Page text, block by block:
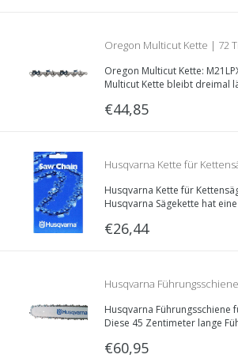
Oregon Multicut Kette | 72
1.5mm | .325 | M21LPX072E
Oregon Multicut Kette:
Multicut Kette bleibt dreimal
mit der Hand zu schärfen!
€44,85
Husqvarna Kette für
| 72 Treibglieder | 501 84
Husqvarna Kette für
Husqvarna Sägekette hat
beträgt 72 Treibglieder.
€26,44
Husqvarna
.325 | 508 91 21 72
Husqvarna Führungsschiene
Diese 45 Zentimeter lange
Teilung.
€60,95